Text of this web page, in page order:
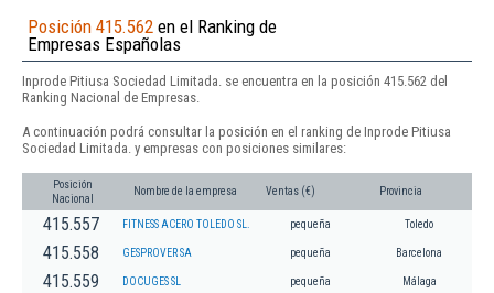
Posición 415.562 en el Ranking de
Empresas Españolas
Inprode Pitiusa Sociedad Limitada. se encuentra en la posición 415.562 del
Ranking Nacional de Empresas.
A continuación podrá consultar la posición en el ranking de Inprode Pitiusa
Sociedad Limitada. y empresas con posiciones similares:
Posición
Nacional
Nombre de la empresa Ventas (€) Provincia
415.557 FITNESS ACERO TOLEDO SL. pequeña Toledo
415.558 GESPROVER SA pequeña Barcelona
415.559 DOCUGES SL pequeña Málaga